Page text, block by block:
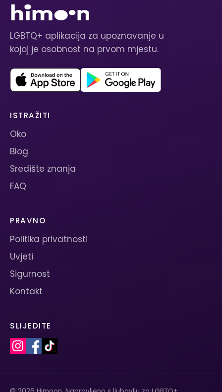
LGBTQ+ aplikacija za upoznavanje u
kojoj je osobnost na prvom mjestu.
ISTRAŽITI
Oko
Blog
Središte znanja
FAQ
PRAVNO
Politika privatnosti
Uvjeti
Sigurnost
Kontakt
SLIJEDITE